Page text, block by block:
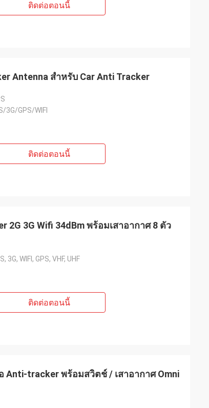
ติดต่อตอนนี้
Antenna สำหรับ Car Anti Tracker
3G/GPS/WIFI
ติดต่อตอนนี้
2G 3G Wifi 34dBm พร้อมเสาอากาศ 8 ตัว
3G, WIFI, GPS, VHF, UHF
ติดต่อตอนนี้
tracker พร้อมสวิตช์ / เสาอากาศ Omni